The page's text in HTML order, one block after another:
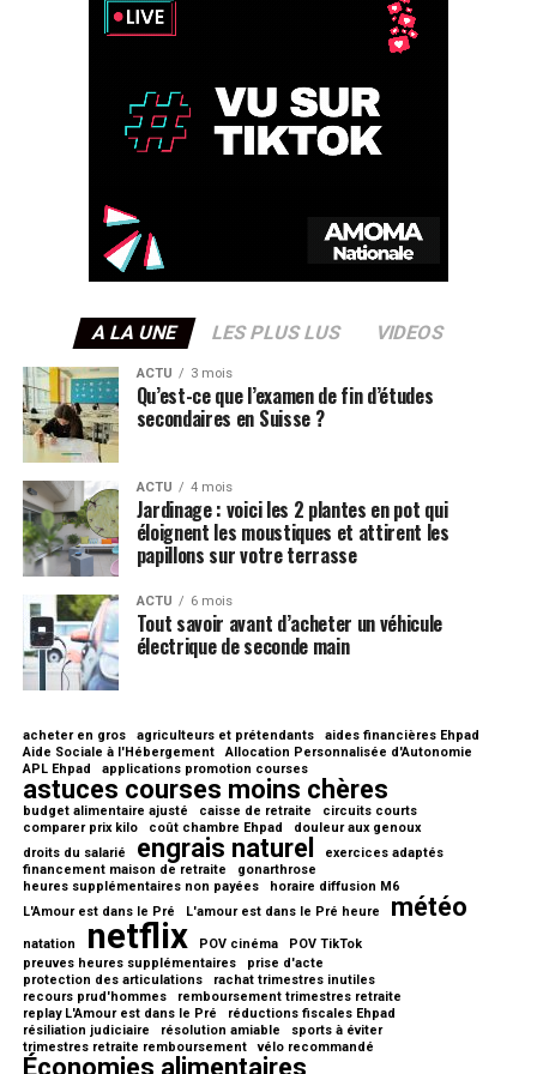
A LA UNE LES PLUS LUS VIDEOS
ACTU 3 mois
Qu’est-ce que l’examen de fin d’études
secondaires en Suisse ?
ACTU 4 mois
Jardinage : voici les 2 plantes en pot qui
éloignent les moustiques et attirent les
papillons sur votre terrasse
ACTU 6 mois
Tout savoir avant d’acheter un véhicule
électrique de seconde main
acheter en gros agriculteurs et prétendants
aides financières Ehpad
Aide Sociale à l'Hébergement
Allocation Personnalisée d'Autonomie
APL Ehpad
applications promotion courses
astuces courses moins chères
budget alimentaire ajusté caisse de retraite
circuits courts
comparer prix kilo
coût chambre Ehpad
douleur aux genoux
droits du salarié
engrais naturel
exercices adaptés
financement maison de retraite
gonarthrose
heures supplémentaires non payées
horaire diffusion M6
L'Amour est dans le Pré
L'amour est dans le Pré heure météo
natation netflix POV cinéma
POV TikTok
preuves heures supplémentaires
prise d'acte
protection des articulations
rachat trimestres inutiles
recours prud'hommes
remboursement trimestres retraite
replay L'Amour est dans le Pré
réductions fiscales Ehpad
résiliation judiciaire
résolution amiable
sports à éviter
trimestres retraite remboursement
vélo recommandé
Économies alimentaires